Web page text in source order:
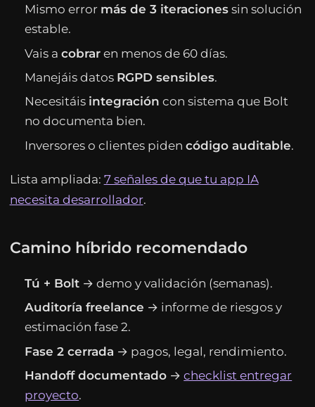
Mismo error más de 3 iteraciones sin solución
estable.
Vais acobrar en menos de 60 días.
Manejáis datos RGPD sensibles.
Necesitáis integración con sistema que Bolt
no documenta bien.
Inversores o clientes pidencódigo auditable.
Lista ampliada: 7 señales de que tu app IA
necesita desarrollador.
Camino híbrido recomendado
Tú + Bolt → demo y validación (semanas).
Auditoría freelance → informe de riesgos y
estimación fase 2.
Fase 2 cerrada → pagos, legal, rendimiento.
Handoff documentado →checklist entregar
proyecto.